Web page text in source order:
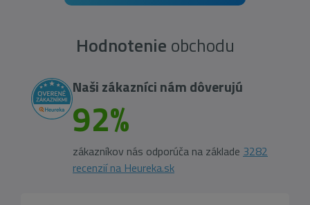
Hodnotenie obchodu
Naši zákazníci nám dôverujú
92%
zákazníkov nás odporúča na základe 3282
recenzií na Heureka.sk